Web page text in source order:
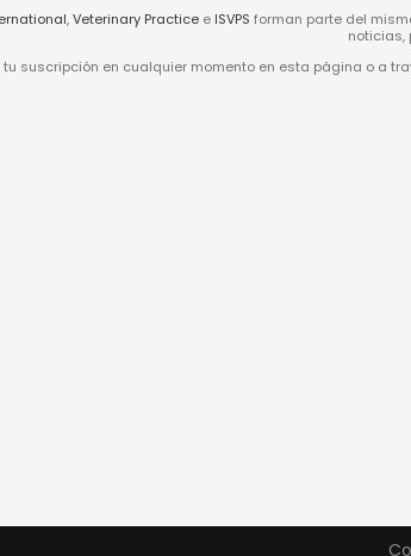
,Veterinary Practicee ISVPS forman parte del
noticias,
tu suscripción en cualquier momento en esta página o a